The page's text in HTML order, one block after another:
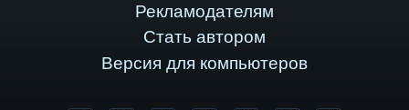
Рекламодателям
Стать автором
Версия для компьютеров